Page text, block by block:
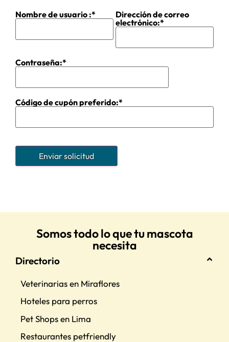
Nombre de usuario :*
Dirección de correo
electrónico:*
Contraseña:*
Código de cupón preferido:*
Somos todo lo que tu mascota
necesita
Directorio
Veterinarias en Miraflores
Hoteles para perros
Pet Shops en Lima
Restaurantes petfriendly